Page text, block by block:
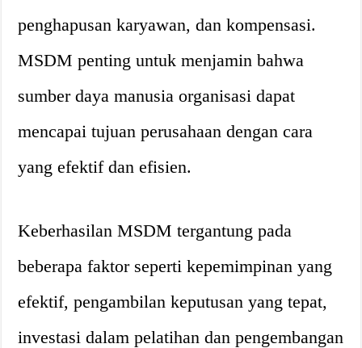
penghapusan karyawan, dan kompensasi.
MSDM penting untuk menjamin bahwa
sumber daya manusia organisasi dapat
mencapai tujuan perusahaan dengan cara
yang efektif dan efisien.
Keberhasilan MSDM tergantung pada
beberapa faktor seperti kepemimpinan yang
efektif, pengambilan keputusan yang tepat,
investasi dalam pelatihan dan pengembangan